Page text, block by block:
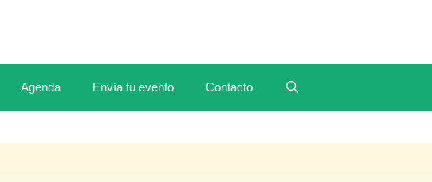
Agenda Envía tu evento Contacto